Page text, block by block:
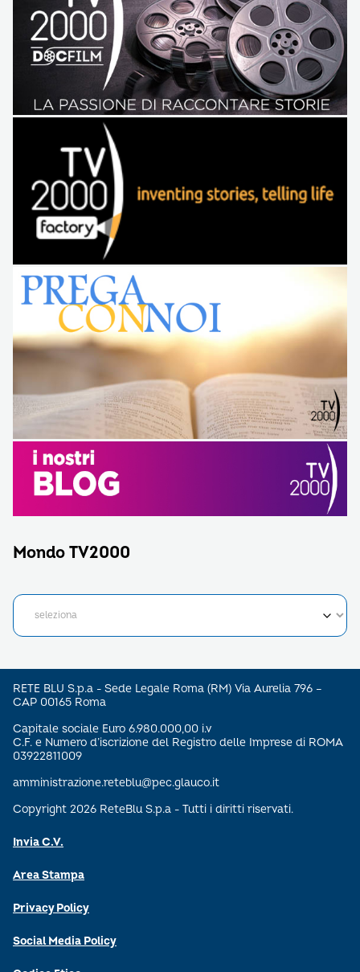
Mondo TV2000
RETE BLU S.p.a - Sede Legale Roma (RM) Via Aurelia 796 –
CAP 00165 Roma
Capitale sociale Euro 6.980.000,00 i.v
C.F. e Numero d’iscrizione del Registro delle Imprese di ROMA
03922811009
amministrazione.reteblu@pec.glauco.it
Copyright 2026 ReteBlu S.p.a - Tutti i diritti riservati.
Invia C.V.
Area Stampa
Privacy Policy
Social Media Policy